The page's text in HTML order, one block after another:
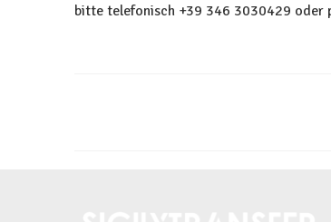
bitte telefonisch +39 346 3030429 oder